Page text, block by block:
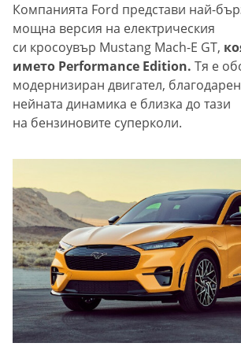
Компанията Ford представи най-
мощна версия на електрическия
си кросоувър Mustang Mach-E GT,
името Performance Edition. Тя е
модернизиран двигател,
нейната динамика е близка до тази
на бензиновите суперколи.